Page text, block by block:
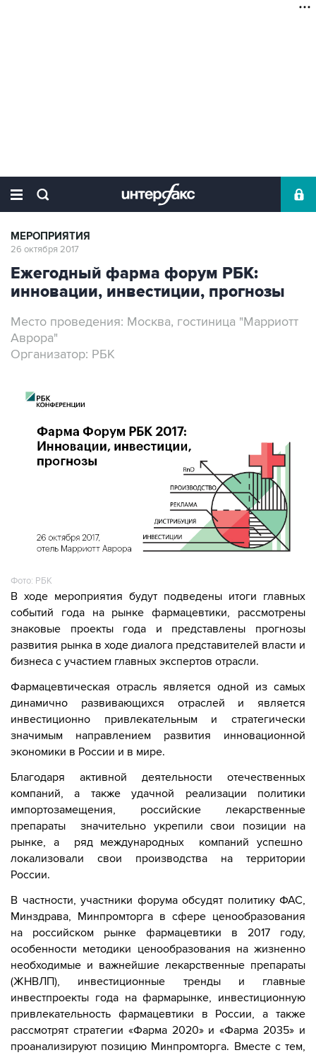
МЕРОПРИЯТИЯ
26 октября 2017
Ежегодный фарма форум РБК:
инновации, инвестиции, прогнозы
Место проведения: Москва, гостиница "Марриотт
Аврора"
Организатор: РБК
Фото: РБК
В ходе мероприятия будут подведены итоги главных
событий года на рынке фармацевтики, рассмотрены
знаковые проекты года и представлены прогнозы
развития рынка в ходе диалога представителей власти и
бизнеса с участием главных экспертов отрасли.
Фармацевтическая отрасль является одной из самых
динамично развивающихся отраслей и является
инвестиционно привлекательным и стратегически
значимым направлением развития инновационной
экономики в России и в мире.
Благодаря активной деятельности отечественных
компаний, а также удачной реализации политики
импортозамещения, российские лекарственные
препараты
значительно укрепили свои позиции на
рынке, а
ряд международных
компаний успешно
локализовали свои производства на территории
России.
В частности, участники форума обсудят политику ФАС,
Минздрава, Минпромторга в сфере ценообразования
на российском рынке фармацевтики в 2017 году,
особенности методики ценообразования на жизненно
необходимые и важнейшие лекарственные препараты
(ЖНВЛП), инвестиционные тренды и главные
инвестпроекты года на фармарынке, инвестиционную
привлекательность фармацевтики в России, а также
рассмотрят стратегии «Фарма 2020» и «Фарма 2035» и
проанализируют позицию Минпромторга. Вместе с тем,